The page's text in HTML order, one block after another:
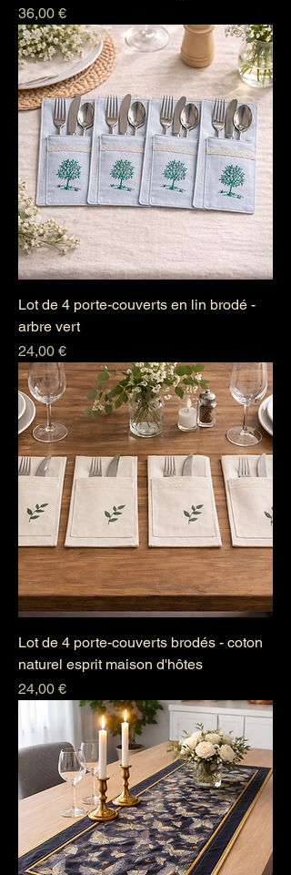
Prix
36,00 €
Lot de 4 porte-couverts en lin brodé -
arbre vert
Prix
24,00 €
Lot de 4 porte-couverts brodés - coton
naturel esprit maison d'hôtes
Prix
24,00 €